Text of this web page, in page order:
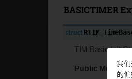
BASICTIMER
struct
TIM Basic Init
Public
我
的